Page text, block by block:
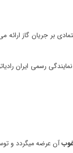
بر جریان گاز ارائه
رسمی ایران
آن عرضه میگردد و